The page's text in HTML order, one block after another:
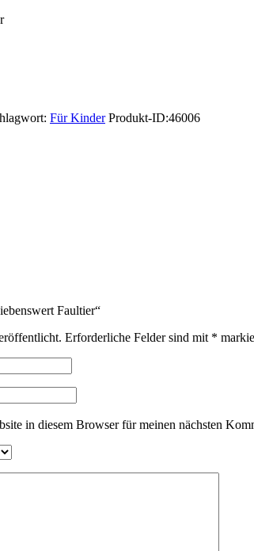
Für Kinder Produkt-ID:46006
Faultier“
Erforderliche Felder sind mit *
in diesem Browser für meinen nächsten